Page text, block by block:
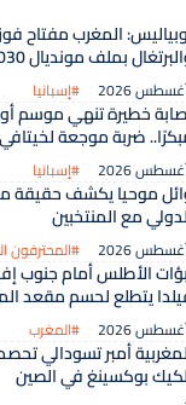
المغرب مفتاح فوز
بملف مونديال 2030
#إسبانيا
خطيرة تنهي موسم
ضربة موجعة لخيتافي
#إسبانيا
موحيا يكشف حقيقة
مع المنتخبين
#المحترفون
الأطلس أمام جنوب
يتطلع لحسم مقعد
#المغرب
أمبر تسودالي
بوكسينغ في الصين